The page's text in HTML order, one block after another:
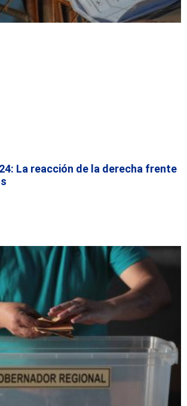
La reacción de la derecha frente